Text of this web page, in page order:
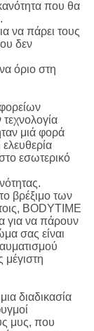
που θα
να πάρει τους
δεν
όριο στη
μιά φορά
εσωτερικό
βρέξιμο των
BODYTIME
να πάρουν
σας είναι
μέγιστη
διαδικασία
μυς, που